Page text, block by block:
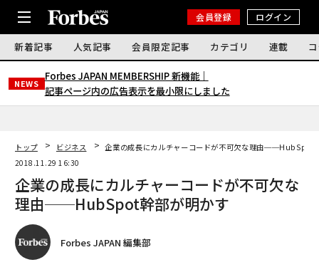
会員登録 ログイン
新着記事 人気記事 会員限定記事 カテゴリ 連載
NEWS
Forbes JAPAN MEMBERSHIP 新機能｜
記事ページ内の広告表示を最小限にしました
トップ ビジネス
企業の成長にカルチャーコードが不可欠な理由──HubSpot
2018.11.29 16:30
企業の成長にカルチャーコードが不可欠な
理由──HubSpot幹部が明かす
Forbes JAPAN 編集部